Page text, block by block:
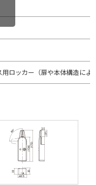
ロッカー（扉や本体構造に